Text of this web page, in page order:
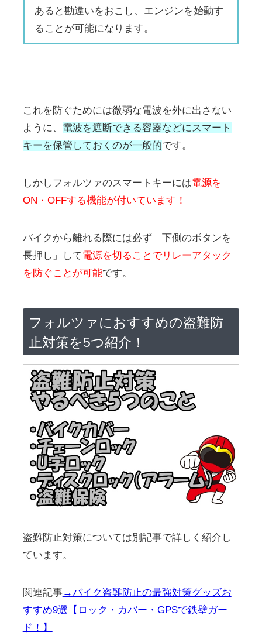
あると勘違いをおこし、エンジンを始動す
ることが可能になります。
これを防ぐためには微弱な電波を外に出さない
ように、 電波を遮断できる容器などにスマート
キーを保管しておくのが一般的です。
しかしフォルツァのスマートキーには電源を
ON・OFFする機能が付いています！
バイクから離れる際には必ず「下側のボタンを
長押し」して電源を切ることでリレーアタック
を防ぐことが可能です。
フォルツァにおすすめの盗難防
止対策を5つ紹介！
盗難防止対策については別記事で詳しく紹介し
ています。
関連記事→バイク盗難防止の最強対策グッズお
すすめ9選【ロック・カバー・GPSで鉄壁ガー
ド！】